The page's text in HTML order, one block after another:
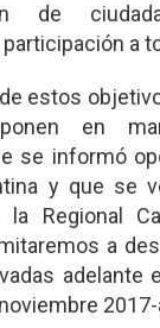
de
a
estos
en
se informó
y que se
la Regional
a
adelante